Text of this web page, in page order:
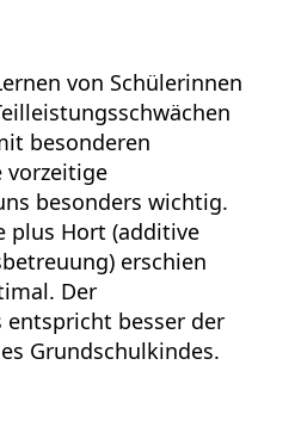
von Schülerinnen
besonderen
vorzeitige
besonders wichtig.
plus Hort (additive
erschien
Der
entspricht besser der
Grundschulkindes.